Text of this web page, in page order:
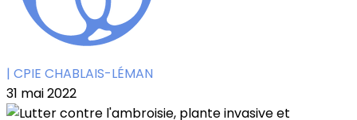
| CPIE CHABLAIS-LÉMAN
31 mai 2022